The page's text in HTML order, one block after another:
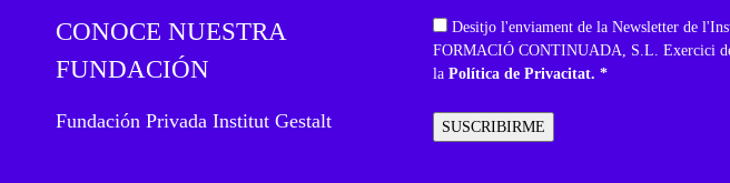
CONOCE NUESTRA
FUNDACIÓN
Fundación Privada Institut Gestalt
Desitjo l'enviament de la Newsletter de
FORMACIÓ CONTINUADA, S.L. Exercici
la Política de Privacitat. *